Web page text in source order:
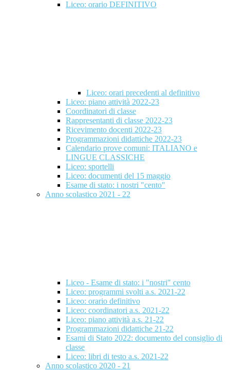
Liceo: orario DEFINITIVO
Liceo: orari precedenti al definitivo
Liceo: piano attività 2022-23
Coordinatori di classe
Rappresentanti di classe 2022-23
Ricevimento docenti 2022-23
Programmazioni didattiche 2022-23
Calendario prove comuni: ITALIANO e
LINGUE CLASSICHE
Liceo: sportelli
Liceo: documenti del 15 maggio
Esame di stato: i nostri "cento"
Anno scolastico 2021 - 22
Liceo - Esame di stato: i "nostri" cento
Liceo: programmi svolti a.s. 2021-22
Liceo: orario definitivo
Liceo: coordinatori a.s. 2021-22
Liceo: piano attività a.s. 21-22
Programmazioni didattiche 21-22
Esami di Stato 2022: documento del consiglio di
classe
Liceo: libri di testo a.s. 2021-22
Anno scolastico 2020 - 21